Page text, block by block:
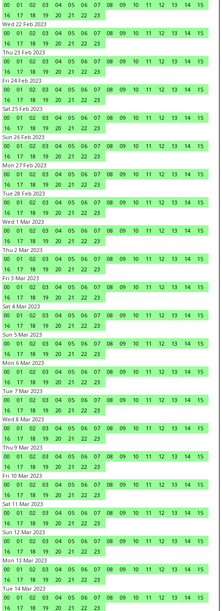
00
01 02 03 04 05 06 07 08 09 10 11 12 13 14
15
16
17 18 19 20 21 22
23
Wed 22 Feb 2023
00
01 02 03 04 05 06 07 08 09 10 11 12 13 14
15
16
17 18 19 20 21 22
23
Thu 23 Feb 2023
00
01 02 03 04 05 06 07 08 09 10 11 12 13 14
15
16
17 18 19 20 21 22
23
Fri 24 Feb 2023
00
01 02 03 04 05 06 07 08 09 10 11 12 13 14
15
16
17 18 19 20 21 22
23
Sat 25 Feb 2023
00
01 02 03 04 05 06 07 08 09 10 11 12 13 14
15
16
17 18 19 20 21 22
23
Sun 26 Feb 2023
00
01 02 03 04 05 06 07 08 09 10 11 12 13 14
15
16
17 18 19 20 21 22
23
Mon 27 Feb 2023
00
01 02 03 04 05 06 07 08 09 10 11 12 13 14
15
16
17 18 19 20 21 22
23
Tue 28 Feb 2023
00
01 02 03 04 05 06 07 08 09 10 11 12 13 14
15
16
17 18 19 20 21 22
23
Wed 1 Mar 2023
00
01 02 03 04 05 06 07 08 09 10 11 12 13 14
15
16
17 18 19 20 21 22
23
Thu 2 Mar 2023
00
01 02 03 04 05 06 07 08 09 10 11 12 13 14
15
16
17 18 19 20 21 22
23
Fri 3 Mar 2023
00
01 02 03 04 05 06 07 08 09 10 11 12 13 14
15
16
17 18 19 20 21 22
23
Sat 4 Mar 2023
00
01 02 03 04 05 06 07 08 09 10 11 12 13 14
15
16
17 18 19 20 21 22
23
Sun 5 Mar 2023
00
01 02 03 04 05 06 07 08 09 10 11 12 13 14
15
16
17 18 19 20 21 22
23
Mon 6 Mar 2023
00
01 02 03 04 05 06 07 08 09 10 11 12 13 14
15
16
17 18 19 20 21 22
23
Tue 7 Mar 2023
00
01 02 03 04 05 06 07 08 09 10 11 12 13 14
15
16
17 18 19 20 21 22
23
Wed 8 Mar 2023
00
01 02 03 04 05 06 07 08 09 10 11 12 13 14
15
16
17 18 19 20 21 22
23
Thu 9 Mar 2023
00
01 02 03 04 05 06 07 08 09 10 11 12 13 14
15
16
17 18 19 20 21 22
23
Fri 10 Mar 2023
00
01 02 03 04 05 06 07 08 09 10 11 12 13 14
15
16
17 18 19 20 21 22
23
Sat 11 Mar 2023
00
01 02 03 04 05 06 07 08 09 10 11 12 13 14
15
16
17 18 19 20 21 22
23
Sun 12 Mar 2023
00
01 02 03 04 05 06 07 08 09 10 11 12 13 14
15
16
17 18 19 20 21 22
23
Mon 13 Mar 2023
00
01 02 03 04 05 06 07 08 09 10 11 12 13 14
15
16
17 18 19 20 21 22
23
Tue 14 Mar 2023
00
01 02 03 04 05 06 07 08 09 10 11 12 13 14
15
16
17 18 19 20 21 22 23